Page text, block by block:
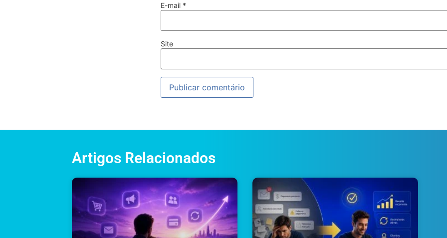
E-mail *
Site
Artigos Relacionados